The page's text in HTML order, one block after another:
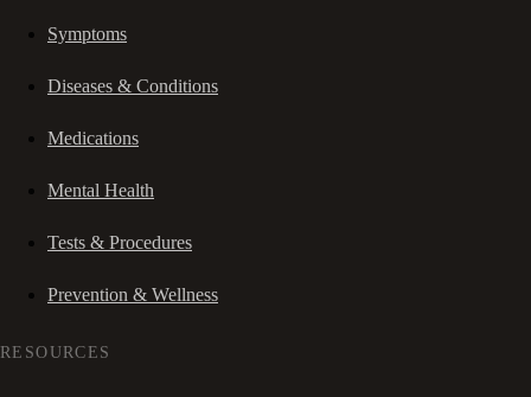
Symptoms
Diseases & Conditions
Medications
Mental Health
Tests & Procedures
Prevention & Wellness
RESOURCES